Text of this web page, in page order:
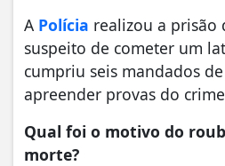
A Polícia realizou a prisão
suspeito de cometer um
cumpriu seis mandados
apreender provas do
Qual foi o motivo do
morte?